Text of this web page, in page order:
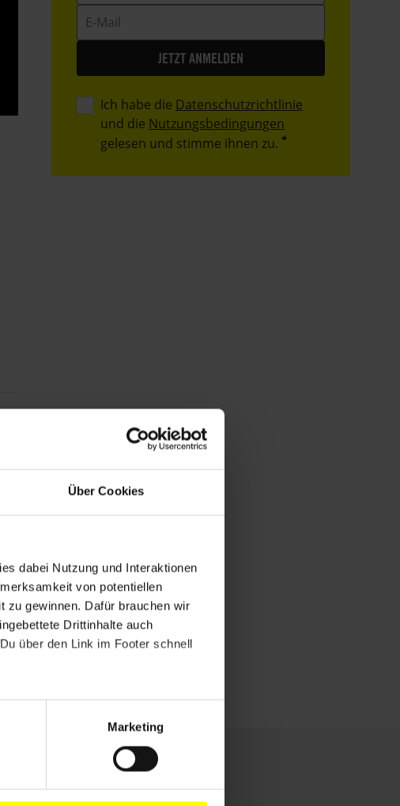
Über Cookies
dabei Nutzung und Interaktionen
von potentiellen
zu gewinnen. Dafür brauchen wir
Drittinhalte auch
über den Link im Footer schnell
Marketing
E-
Mail
Ich habe die Datenschutzrichtlinie
und die Nutzungsbedingungen
gelesen und stimme ihnen zu.